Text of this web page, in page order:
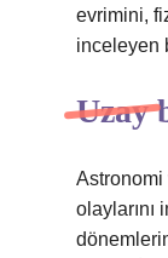
evrimini,
inceleyen
Uzay
olaylarını